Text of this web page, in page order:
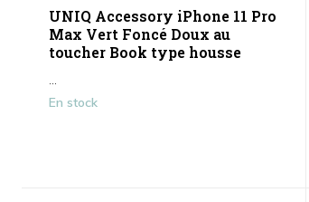
UNIQ Accessory iPhone 11 Pro
Max Vert Foncé Doux au
toucher Book type housse
En stock